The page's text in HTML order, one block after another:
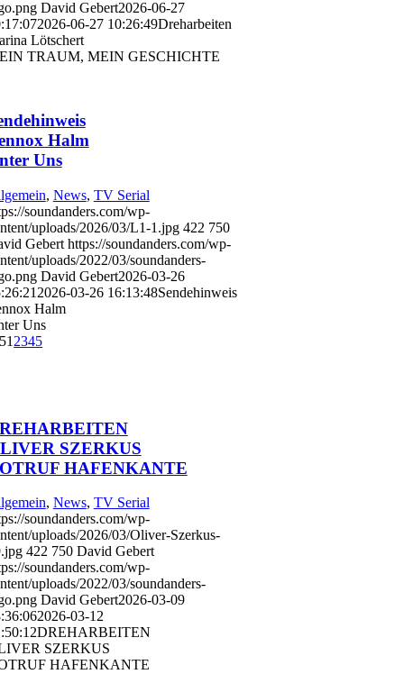
David Gebert2026-06-27
2026-06-27 10:26:49Dreharbeiten
Lötschert
TRAUM, MEIN GESCHICHTE
Halm
Uns
, News, TV Serial
soundanders.com/wp-
uploads/2026/03/L1-1.jpg 422 750
Gebert https://soundanders.com/wp-
uploads/2022/03/soundanders-
David Gebert2026-03-26
2026-03-26 16:13:48Sendehinweis
Halm
Uns
SZERKUS
HAFENKANTE
, News, TV Serial
soundanders.com/wp-
uploads/2026/03/Oliver-Szerkus-
422 750 David Gebert
soundanders.com/wp-
uploads/2022/03/soundanders-
David Gebert2026-03-09
2026-03-12
DREHARBEITEN
SZERKUS
HAFENKANTE
1 2345